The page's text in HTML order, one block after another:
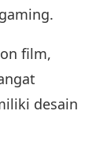
film,
desain